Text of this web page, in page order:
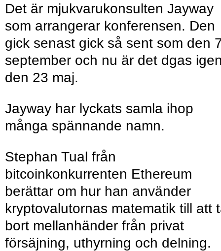
Det är mjukvarukonsulten Jayway
som arrangerar konferensen. Den
gick senast gick så sent som den
september och nu är det dgas
den 23 maj.
Jayway har lyckats samla ihop
många spännande namn.
Stephan Tual från
bitcoinkonkurrenten Ethereum
berättar om hur han använder
kryptovalutornas matematik till att
bort mellanhänder från privat
försäjning, uthyrning och delning.